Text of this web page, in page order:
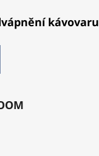
kávovaru